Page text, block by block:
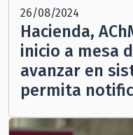
26/08/2024
Hacienda,
inicio a mesa
avanzar en
permita